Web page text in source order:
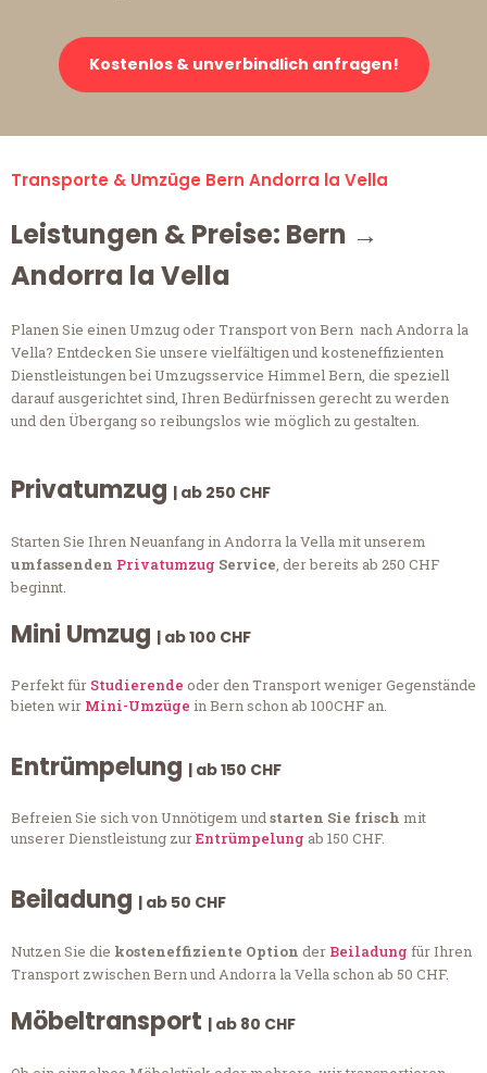
Kostenlos & unverbindlich anfragen!
Transporte & Umzüge Bern Andorra la Vella
Leistungen & Preise: Bern →
Andorra la Vella
Planen Sie einen Umzug oder Transport von Bern nach Andorra la
Vella? Entdecken Sie unsere vielfältigen und kosteneffizienten
Dienstleistungen bei Umzugsservice Himmel Bern, die speziell
darauf ausgerichtet sind, Ihren Bedürfnissen gerecht zu werden
und den Übergang so reibungslos wie möglich zu gestalten.
Privatumzug | ab 250 CHF
Starten Sie Ihren Neuanfang in Andorra la Vella mit unserem
umfassenden Privatumzug Service, der bereits ab 250 CHF
beginnt.
Mini Umzug | ab 100 CHF
Perfekt für Studierende oder den Transport weniger Gegenstände
bieten wir Mini-Umzüge in Bern schon ab 100CHF an.
Entrümpelung | ab 150 CHF
Befreien Sie sich von Unnötigem undstarten Sie frisch mit
unserer Dienstleistung zurEntrümpelung ab 150 CHF.
Beiladung | ab 50 CHF
Nutzen Sie die kosteneffiziente Option der Beiladung für Ihren
Transport zwischen Bern und Andorra la Vella schon ab 50 CHF.
Möbeltransport | ab 80 CHF